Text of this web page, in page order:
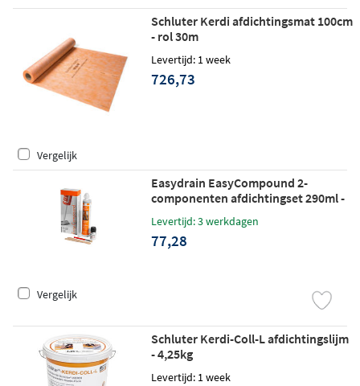
Schluter Kerdi afdichtingsmat 100cm
- rol 30m
Levertijd: 1 week
726,73
Vergelijk
Easydrain EasyCompound 2-
componenten afdichtingset 290ml -
Levertijd: 3 werkdagen
77,28
Vergelijk
Schluter Kerdi-Coll-L afdichtingslijm
- 4,25kg
Levertijd: 1 week